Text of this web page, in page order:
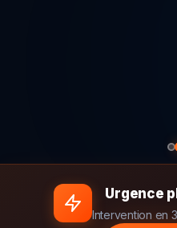
Urgence
Intervention en